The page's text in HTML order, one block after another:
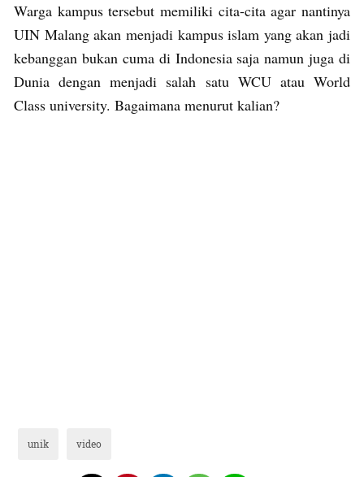
Warga kampus tersebut memiliki cita-cita agar nantinya
UIN Malang akan menjadi kampus islam yang akan jadi
kebanggan bukan cuma di Indonesia saja namun juga di
Dunia dengan menjadi salah satu WCU atau World
Class university. Bagaimana menurut kalian?
unik video